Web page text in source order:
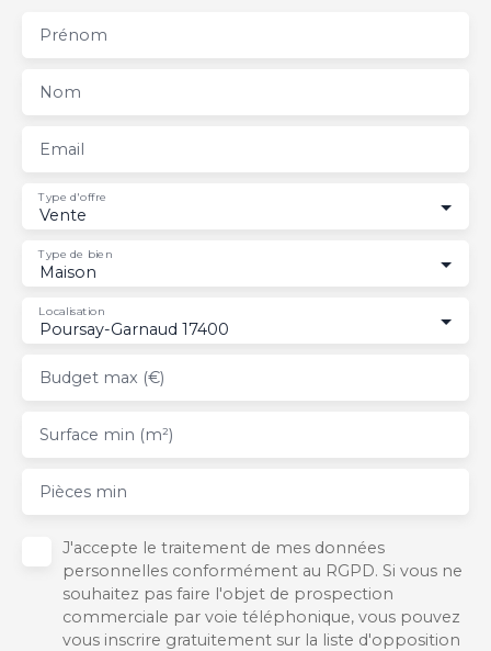
Prénom
Nom
Email
Vente
Type d'offre
Maison
Type de bien
Poursay-Garnaud 17400
Localisation
Budget max (€)
Surface min (m²)
Pièces min
J'accepte le traitement de mes données
personnelles conformément au RGPD. Si vous ne
souhaitez pas faire l'objet de prospection
commerciale par voie téléphonique, vous pouvez
vous inscrire gratuitement sur la liste d'opposition